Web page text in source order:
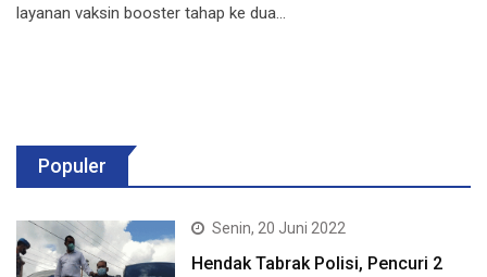
layanan vaksin booster tahap ke dua…
Populer
Senin, 20 Juni 2022
Hendak Tabrak Polisi, Pencuri 2